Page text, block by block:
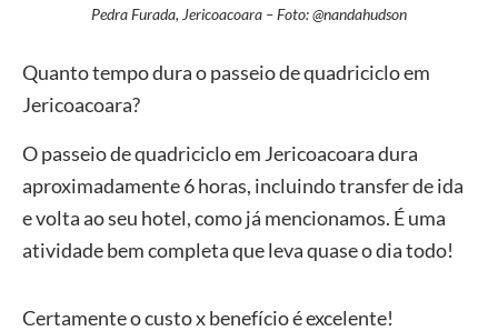
Pedra Furada, Jericoacoara – Foto: @nandahudson
Quanto tempo dura o passeio de quadriciclo em
Jericoacoara?
O passeio de quadriciclo em Jericoacoara dura
aproximadamente 6 horas, incluindo transfer de ida
e volta ao seu hotel, como já mencionamos. É uma
atividade bem completa que leva quase o dia todo!
Certamente o custo x benefício é excelente!